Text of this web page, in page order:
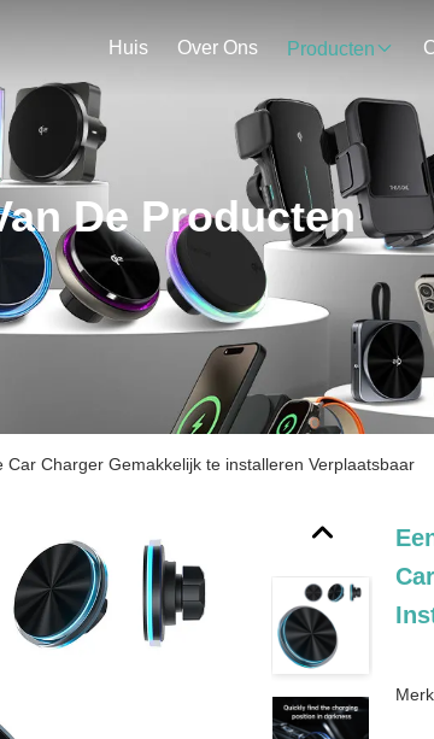
Huis Over Ons Producten
De Producten
Charger Gemakkelijk te installeren Verplaatsbaar